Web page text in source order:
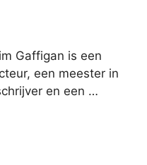
Gaffigan is een
een meester in
en een …